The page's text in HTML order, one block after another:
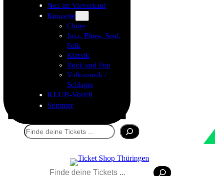
Neu im Vorverkauf
Konzerte
Chöre
Jazz, Blues, Soul,
Folk
Klassik
Rock und Pop
Volksmusik /
Schlager
KLUB-Vorteil
Sommer
Suchen
Suchen